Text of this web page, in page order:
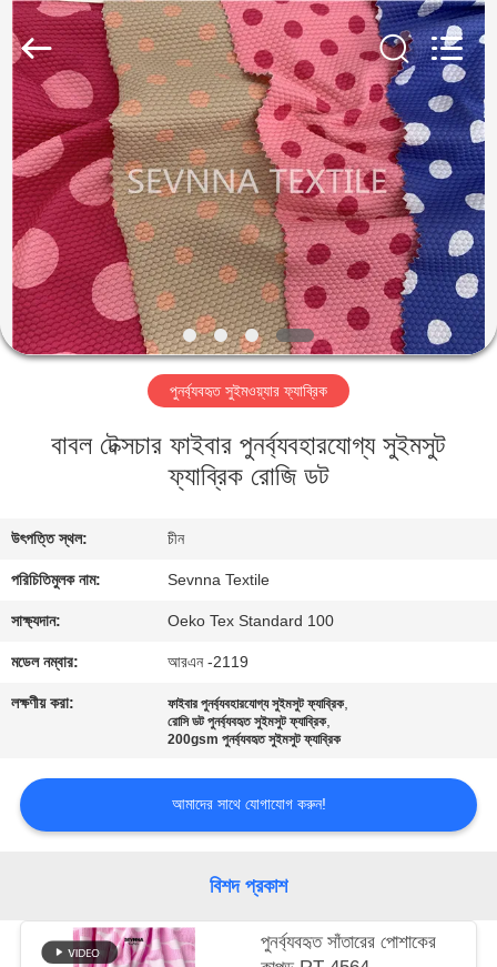
বাড়ি
পণ্য
VR
প্রদর্শন
আমাদের
মান
নিয়ন্ত্রণ
যোগাযোগ
খবর
সাইট
2026
SEVNNA
TEXTILE.
Rights
Reserved.
পুনর্ব্যবহৃত সুইমওয়্যার ফ্যাব্রিক
বাবল টেক্সচার ফাইবার পুনর্ব্যবহারযোগ্য সুইমসুট
ফ্যাব্রিক রোজি ডট
উৎপত্তি স্থল: চীন
পরিচিতিমুলক নাম: Sevnna Textile
সাক্ষ্যদান: Oeko Tex Standard 100
মডেল নম্বার: আরএন -2119
লক্ষণীয় করা: ফাইবার পুনর্ব্যবহারযোগ্য সুইমসুট ফ্যাব্রিক,
রোসি ডট পুনর্ব্যবহৃত সুইমসুট ফ্যাব্রিক,
200gsm পুনর্ব্যবহৃত সুইমসুট ফ্যাব্রিক
আমাদের সাথে যোগাযোগ করুন!
বিশদ প্রকাশ
পুনর্ব্যবহৃত সাঁতারের পোশাকের